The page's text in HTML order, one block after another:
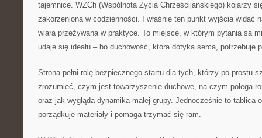
tajemnice. WŻCh (Wspólnota Życia Chrześcijańskiego) kojarzy
zakorzenioną w codzienności. I właśnie ten punkt wyjścia widać
wiara przeżywana w praktyce. To miejsce, w którym pytania są
udaje się ideału – bo duchowość, która dotyka serca, potrzebuje
Strona pełni rolę bezpiecznego startu dla tych, którzy po prostu
zrozumieć, czym jest towarzyszenie duchowe, na czym polega
oraz jak wygląda dynamika małej grupy. Jednocześnie to tablica
porządkuje materiały i pomaga trzymać się ram.